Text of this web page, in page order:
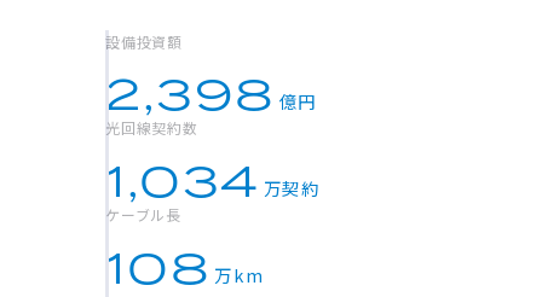
設備投資額
2,398 億円
光回線契約数
1,034 万契約
ケーブル長
108 万km